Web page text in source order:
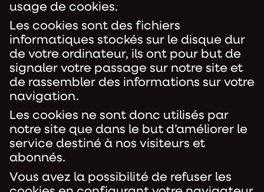
usage de cookies.
Les cookies sont des fichiers
informatiques stockés sur le disque dur
de votre ordinateur, ils ont pour but de
signaler votre passage sur notre site et
de rassembler des informations sur votre
navigation.
Les cookies ne sont donc utilisés par
notre site que dans le but d’améliorer le
service destiné à nos visiteurs et
abonnés.
Vous avez la possibilité de refuser les